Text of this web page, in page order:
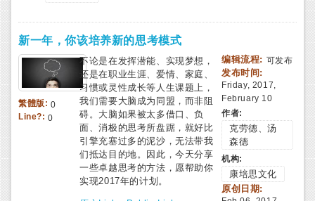
新一年，你该培养新的思考模式
繁體版: 0
Line?:0
不论是在发挥潜能、实现梦想，
还是在职业生涯、爱情、家庭、
习惯或灵性成长等人生课题上，
我们需要大脑成为同盟，而非阻
碍。大脑如果被太多借口、负
面、消极的思考所盘踞，就好比
引擎充塞过多的泥沙，无法带我
们抵达目的地。因此，今天分享
一些卓越思考的方法，愿帮助你
实现2017年的计划。
编辑流程: 可发布
发布时间:
Friday, 2017,
February 10
作者:
克劳德、汤
森德
机构:
康培思文化
原创日期: